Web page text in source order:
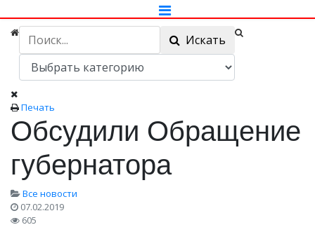
Искать
Печать
Обсудили Обращение
губернатора
Все новости
07.02.2019
605